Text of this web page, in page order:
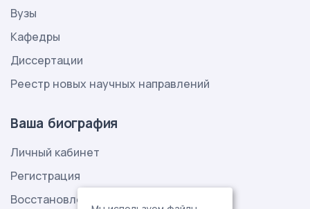
Вузы
Кафедры
Диссертации
Реестр новых научных направлений
Ваша биография
Личный кабинет
Регистрация
Восстановление пароля